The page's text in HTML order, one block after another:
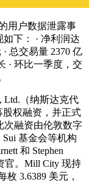
用户数据泄露事
下： · 净利润达
总交易量 2370 亿
· 环比一季度，交
Ltd.（纳斯达克代
权融资，并正式
次融资由伦敦数字
Sui 基金会等机构
和 Stephen
官。Mill City 现持
枚 3.6389 美元，